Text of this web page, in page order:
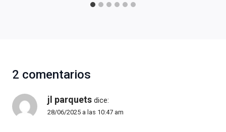
2 comentarios
jl parquets dice:
28/06/2025 a las 10:47 am